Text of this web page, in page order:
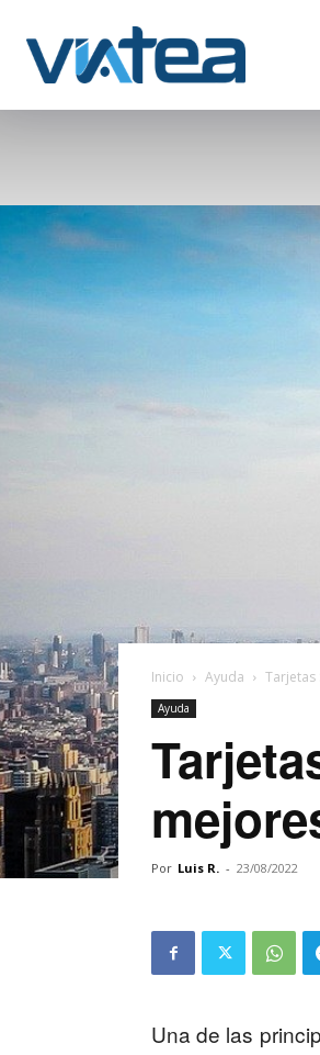
Inicio Ayuda Tarjetas
Ayuda
Por Luis R. - 23/08/2022
Una de las